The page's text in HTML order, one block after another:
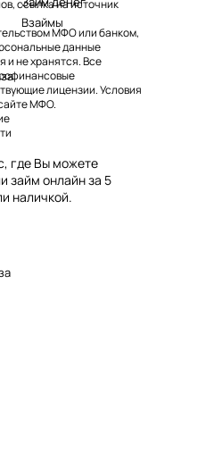
Взаймы
ссылка на источник
МФО или банком,
данные
и не хранятся. Все
лицензии. Условия
МФО.
где Вы можете
займ онлайн за 5
наличкой.